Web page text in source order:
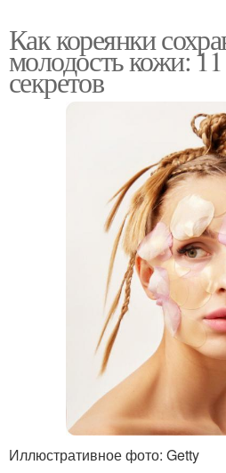
Как кореянки
молодость кожи:
секретов
Иллюстративное фото: Getty